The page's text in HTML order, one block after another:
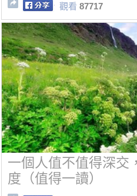
觀看 87717
一個人值不值得深交
度（值得一讀）